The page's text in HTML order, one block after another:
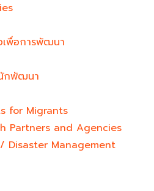
เพื่อการพัฒนา
กพัฒนา
for Migrants
Partners and Agencies
Disaster Management